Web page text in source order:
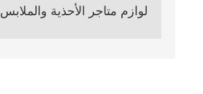
لوازم متاجر الأحذية والملابس